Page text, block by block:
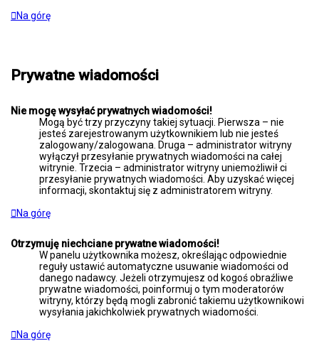
Na górę
Prywatne wiadomości
Nie mogę wysyłać prywatnych wiadomości!
Mogą być trzy przyczyny takiej sytuacji. Pierwsza – nie
jesteś zarejestrowanym użytkownikiem lub nie jesteś
zalogowany/zalogowana. Druga – administrator witryny
wyłączył przesyłanie prywatnych wiadomości na całej
witrynie. Trzecia – administrator witryny uniemożliwił ci
przesyłanie prywatnych wiadomości. Aby uzyskać więcej
informacji, skontaktuj się z administratorem witryny.
Na górę
Otrzymuję niechciane prywatne wiadomości!
W panelu użytkownika możesz, określając odpowiednie
reguły ustawić automatyczne usuwanie wiadomości od
danego nadawcy. Jeżeli otrzymujesz od kogoś obraźliwe
prywatne wiadomości, poinformuj o tym moderatorów
witryny, którzy będą mogli zabronić takiemu użytkownikowi
wysyłania jakichkolwiek prywatnych wiadomości.
Na górę